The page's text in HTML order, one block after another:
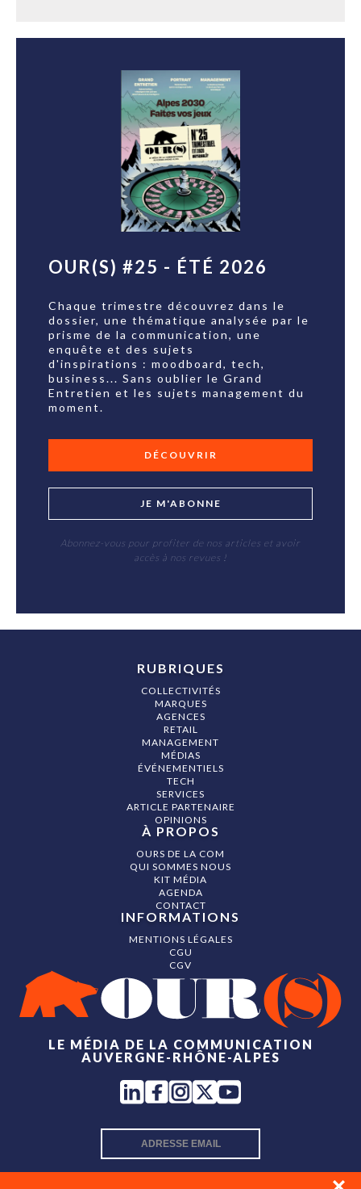
OUR(S) #25 - ÉTÉ 2026
Chaque trimestre découvrez dans le
dossier, une thématique analysée par le
prisme de la communication, une
enquête et des sujets
d'inspirations : moodboard, tech,
business... Sans oublier le Grand
Entretien et les sujets management du
moment.
DÉCOUVRIR
JE M'ABONNE
Abonnez-vous pour profiter de nos articles et avoir
accès à nos revues !
LE MÉDIA DE LA COMMUNICATION
AUVERGNE-RHÔNE-ALPES
RUBRIQUES
COLLECTIVITÉS
MARQUES
AGENCES
RETAIL
MANAGEMENT
MÉDIAS
ÉVÉNEMENTIELS
TECH
SERVICES
ARTICLE PARTENAIRE
OPINIONS
À PROPOS
OURS DE LA COM
QUI SOMMES NOUS
KIT MÉDIA
AGENDA
CONTACT
INFORMATIONS
MENTIONS LÉGALES
CGU
CGV